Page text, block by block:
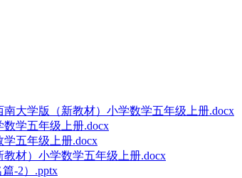
南大学版（新教材）小学数学五年级上册.docx
数学五年级上册.docx
学五年级上册.docx
教材）小学数学五年级上册.docx
-2）.pptx